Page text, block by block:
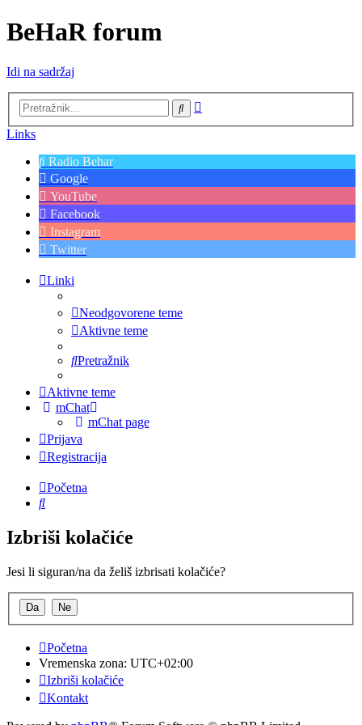
BeHaR forum
Idi na sadržaj
Pretražnik
Links
Radio Behar
Google
YouTube
Facebook
Instagram
Twitter
Linki
Neodgovorene teme
Aktivne teme
Pretražnik
Aktivne teme
mChat
mChat page
Prijava
Registracija
Početna
Pretražnik
Izbriši kolačiće
Jesi li siguran/na da želiš izbrisati kolačiće?
Početna
Vremenska zona: UTC+02:00
Izbriši kolačiće
Kontakt